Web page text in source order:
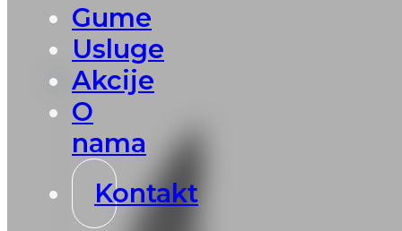
Gume
Usluge
Akcije
O
nama
Kontakt